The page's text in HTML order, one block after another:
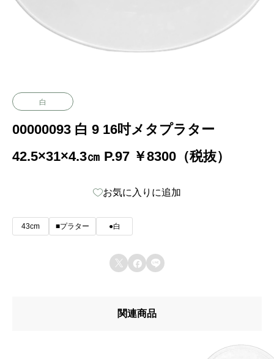
白
00000093 白 9 16吋メタプラター
42.5×31×4.3㎝ P.97 ￥8300（税抜）
お気に入りに追加
43cm ■プラター ●白
  
関連商品